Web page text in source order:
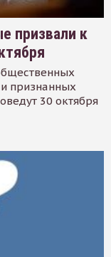
призвали к
признанных
30 октября